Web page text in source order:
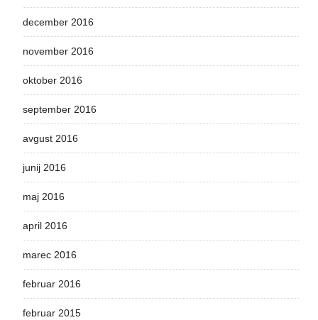
december 2016
november 2016
oktober 2016
september 2016
avgust 2016
junij 2016
maj 2016
april 2016
marec 2016
februar 2016
februar 2015